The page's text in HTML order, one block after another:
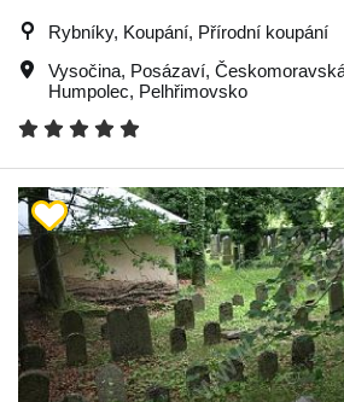
Rybníky, Koupání, Přírodní koupání
Vysočina, Posázaví,
Humpolec, Pelhřimovsko